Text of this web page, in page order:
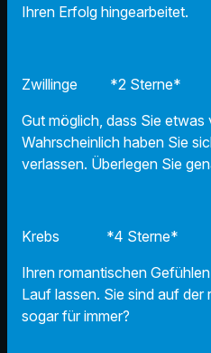
Ihren Erfolg hingearbeitet.
Zwillinge *2 Sterne*
Gut möglich, dass Sie etwas
Wahrscheinlich haben Sie
verlassen. Überlegen Sie
Krebs *4 Sterne*
Ihren romantischen
Lauf lassen. Sie sind auf der
sogar für immer?